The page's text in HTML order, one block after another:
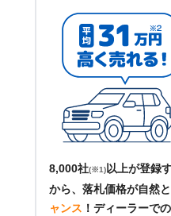
8,000社(※1)以上が登録
から、落札価格が自然と
ャンス ！ ディーラーで